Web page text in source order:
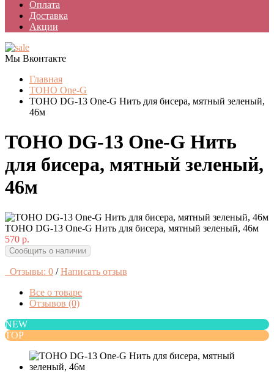
Оплата
Доставка
Акции
Мы Вконтакте
Главная
TOHO One-G
TOHO DG-13 One-G Нить для бисера, мятный зеленый,
46м
TOHO DG-13 One-G Нить
для бисера, мятный зеленый,
46м
TOHO DG-13 One-G Нить для бисера, мятный зеленый, 46м
570 р.
Сообщить о наличии
Отзывы: 0 / Написать отзыв
Все о товаре
Отзывов (0)
NEW
TOP